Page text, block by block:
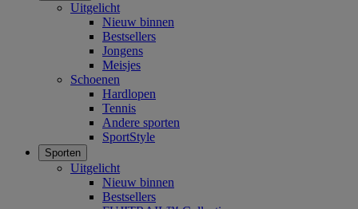
Uitgelicht
Nieuw binnen
Bestsellers
Jongens
Meisjes
Schoenen
Hardlopen
Tennis
Andere sporten
SportStyle
Sporten
Uitgelicht
Nieuw binnen
Bestsellers